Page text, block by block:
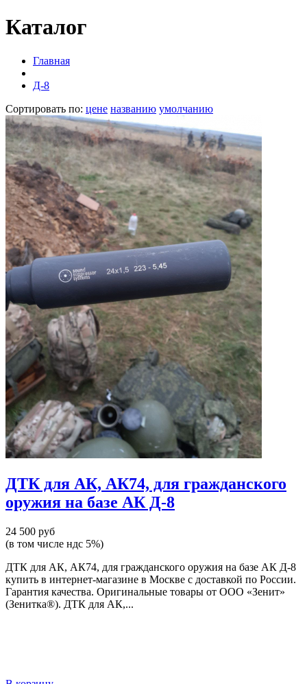
Каталог
Главная
Д-8
Сортировать по: цене названию умолчанию
ДТК для АК, АК74, для гражданского
оружия на базе АК Д-8
24 500 руб
(в том числе ндс 5%)
ДТК для АК, АК74, для гражданского оружия на базе АК Д-8
купить в интернет-магазине в Москве с доставкой по России.
Гарантия качества. Оригинальные товары от ООО «Зенит»
(Зенитка®). ДТК для АК,...